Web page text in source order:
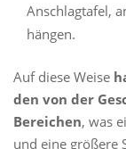
Anschlagtafel,
hängen.
Auf diese Weise
den von der
Bereichen, was
und eine größere